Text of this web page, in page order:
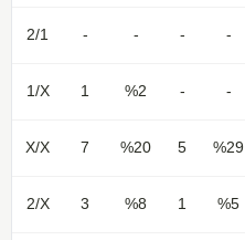
2/1 - - - -
1/X 1 %2 - -
X/X 7 %20 5 %29
2/X 3 %8 1 %5